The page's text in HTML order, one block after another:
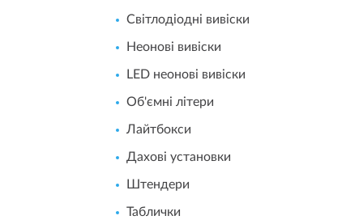
Світлодіодні вивіски
Неонові вивіски
LED неонові вивіски
Об'ємні літери
Лайтбокси
Дахові установки
Штендери
Таблички